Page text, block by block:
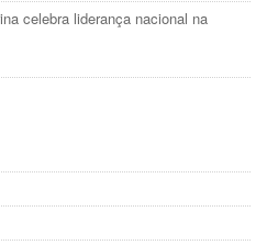
celebra liderança nacional na